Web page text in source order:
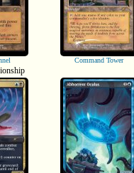
Command Tower